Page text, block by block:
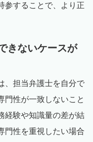
参することで、より正
きないケースが
、担当弁護士を自分で
門性が一致しないこと
経験や知識量の差が結
門性を重視したい場合